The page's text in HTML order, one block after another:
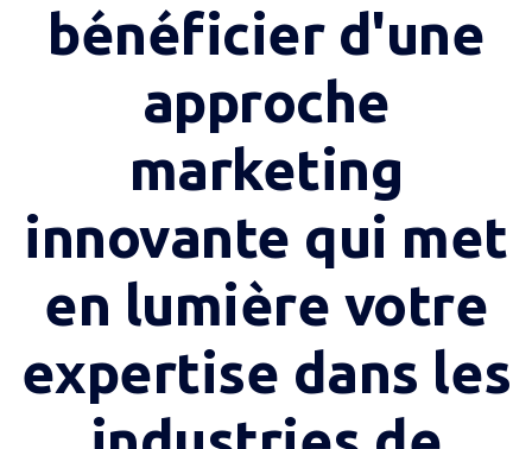
bénéficier d'une
approche
marketing
innovante qui met
en lumière votre
expertise dans les